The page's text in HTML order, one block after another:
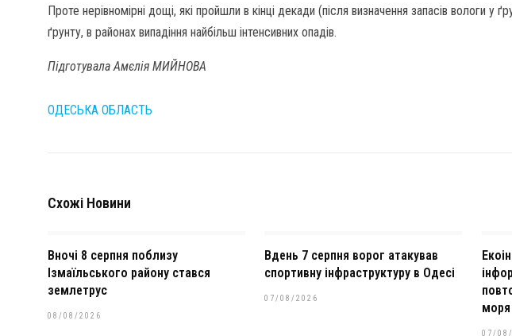
Проте нерівномірні дощі, які пройшли в кінці декади (після визначення запасів вологи у
ґрунту, в районах випадіння найбільш інтенсивних опадів.
Підготувала Амєлія МИЙНОВА
ОДЕСЬКА ОБЛАСТЬ
Схожі Новини
Вночі 8 серпня поблизу
Ізмаїльського району стався
землетрус
08/08/2026
Вдень 7 серпня ворог атакував
спортивну інфраструктуру в Одесі
07/08/2026
моря
07/